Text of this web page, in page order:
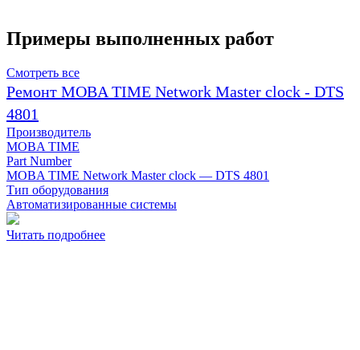
Примеры выполненных работ
Смотреть все
Ремонт MOBA TIME Network Master clock - DTS
4801
Производитель
MOBA TIME
Part Number
MOBA TIME Network Master clock — DTS 4801
Тип оборудования
Автоматизированные системы
Читать подробнее